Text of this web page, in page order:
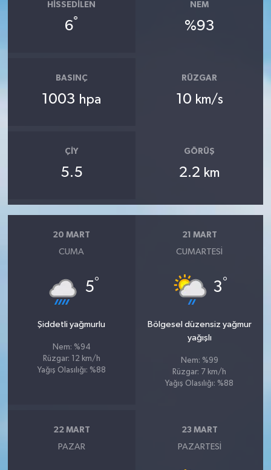
HISSEDILEN
6°
NEM
%93
BASINÇ
1003 hpa
RÜZGAR
10 km/s
ÇIY
5.5
GÖRÜŞ
2.2 km
20 MART
CUMA
5°
Şiddetli yağmurlu
Nem: %94
Rüzgar: 12 km/h
Yağış Olasılığı: %88
21 MART
CUMARTESI
3°
Bölgesel düzensiz yağmur
yağışlı
Nem: %99
Rüzgar: 7 km/h
Yağış Olasılığı: %88
22 MART
PAZAR
23 MART
PAZARTESI